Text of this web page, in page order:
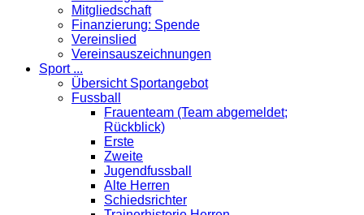
Mitgliedschaft
Finanzierung: Spende
Vereinslied
Vereinsauszeichnungen
Sport ...
Übersicht Sportangebot
Fussball
Frauenteam (Team abgemeldet;
Rückblick)
Erste
Zweite
Jugendfussball
Alte Herren
Schiedsrichter